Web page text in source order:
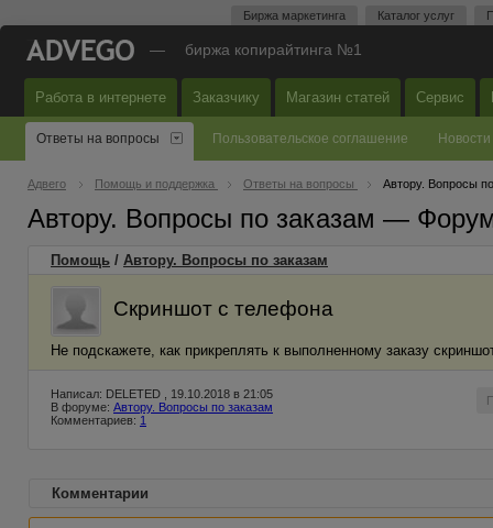
Биржа маркетинга Каталог услуг
— биржа копирайтинга №1
Работа в интернете Заказчику Магазин статей Сервис
Ответы на вопросы Пользовательское соглашение Новости
Адвего Помощь и поддержка Ответы на вопросы Автору. Вопросы
Автору. Вопросы по заказам —
Помощь / Автору. Вопросы по заказам
Скриншот с телефона
Не подскажете, как прикреплять к выполненному заказу
Написал: DELETED , 19.10.2018 в 21:05
В форуме: Автору. Вопросы по заказам
Комментариев: 1
Комментарии